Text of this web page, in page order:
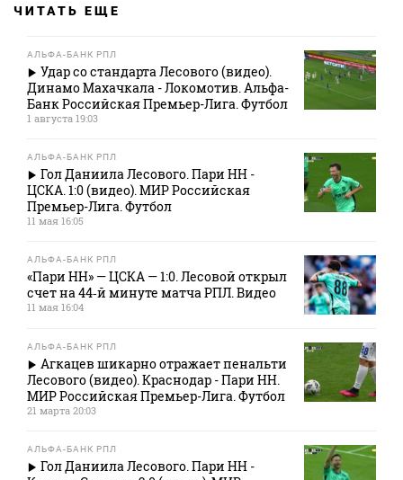
ЧИТАТЬ ЕЩЕ
АЛЬФА-БАНК РПЛ
Удар со стандарта Лесового (видео).
Динамо Махачкала - Локомотив. Альфа-
Банк Российская Премьер-Лига. Футбол
1 августа 19:03
АЛЬФА-БАНК РПЛ
Гол Даниила Лесового. Пари НН -
ЦСКА. 1:0 (видео). МИР Российская
Премьер-Лига. Футбол
11 мая 16:05
АЛЬФА-БАНК РПЛ
«Пари НН» — ЦСКА — 1:0. Лесовой открыл
счет на 44‑й минуте матча РПЛ. Видео
11 мая 16:04
АЛЬФА-БАНК РПЛ
Агкацев шикарно отражает пенальти
Лесового (видео). Краснодар - Пари НН.
МИР Российская Премьер-Лига. Футбол
21 марта 20:03
АЛЬФА-БАНК РПЛ
Гол Даниила Лесового. Пари НН -